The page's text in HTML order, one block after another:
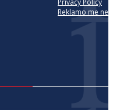
Privacy Policy
Reklamo me ne